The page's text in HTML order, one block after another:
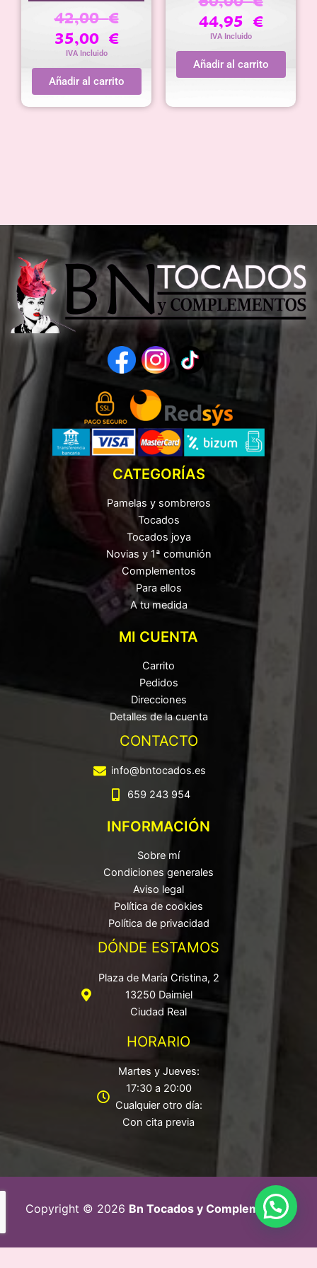
42,00€
35,00 €
IVA Incluido
Añadir al carrito
44,95 €
IVA Incluido
Añadir al carrito
CATEGORÍAS
Pamelas y sombreros
Tocados
Tocados joya
Novias y 1ª comunión
Complementos
Para ellos
A tu medida
MI CUENTA
Carrito
Pedidos
Direcciones
Detalles de la cuenta
CONTACTO
info@bntocados.es
659 243 954
INFORMACIÓN
Sobre mí
Condiciones generales
Aviso legal
Política de cookies
Política de privacidad
DÓNDE ESTAMOS
Plaza de María Cristina, 2
13250 Daimiel
Ciudad Real
HORARIO
Martes y Jueves:
17:30 a 20:00
Cualquier otro día:
Con cita previa
Copyright © 2026 Bn Tocados y Complementos